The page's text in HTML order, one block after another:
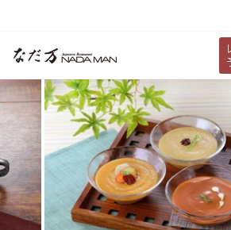
し
て
ン
テ
ン
ツ